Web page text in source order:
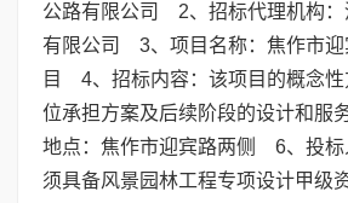
公路有限公司 2、招标代理机构：
有限公司 3、项目名称：焦作市迎
目 4、招标内容：该项目的概念性
位承担方案及后续阶段的设计和
地点：焦作市迎宾路两侧 6、投
须具备风景园林工程专项设计甲级